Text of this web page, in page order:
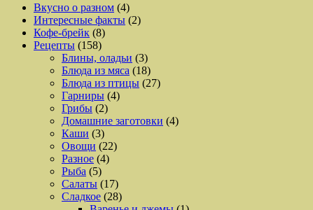
Вкусно о разном (4)
Интересные факты (2)
Кофе-брейк (8)
Рецепты (158)
Блины, оладьи (3)
Блюда из мяса (18)
Блюда из птицы (27)
Гарниры (4)
Грибы (2)
Домашние заготовки (4)
Каши (3)
Овощи (22)
Разное (4)
Рыба (5)
Салаты (17)
Сладкое (28)